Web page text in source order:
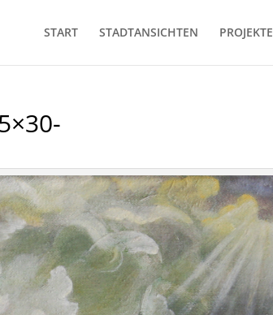
START STADTANSICHTEN PROJEKTE